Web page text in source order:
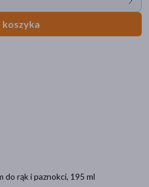
koszyka
do rąk i paznokci, 195 ml